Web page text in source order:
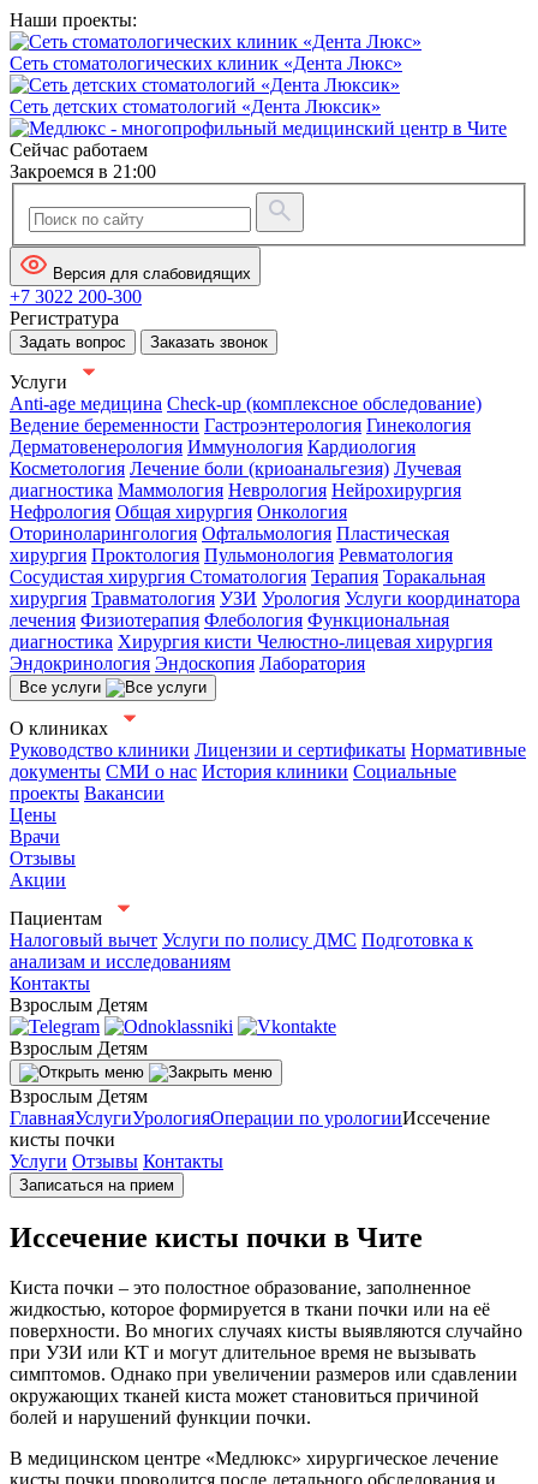
Наши проекты:
Сеть стоматологических клиник «Дента Люкс»
Сеть детских стоматологий «Дента Люксик»
Сейчас работаем
Закроемся в 21:00
Версия для слабовидящих
+7 3022 200-300
Регистратура
Задать вопрос Заказать звонок
Услуги
Anti-age медицина Check-up (комплексное обследование)
Ведение беременности Гастроэнтерология Гинекология
Дерматовенерология Иммунология Кардиология
Косметология Лечение боли (криоанальгезия) Лучевая
диагностика Маммология Неврология Нейрохирургия
Нефрология Общая хирургия Онкология
Оториноларингология Офтальмология Пластическая
хирургия Проктология Пульмонология Ревматология
Сосудистая хирургия Стоматология Терапия Торакальная
хирургия Травматология УЗИ Урология Услуги координатора
лечения Физиотерапия Флебология Функциональная
диагностика Хирургия кисти Челюстно-лицевая хирургия
Эндокринология Эндоскопия Лаборатория
Все услуги
О клиниках
Руководство клиники Лицензии и сертификаты Нормативные
документы СМИ о нас История клиники Социальные
проекты Вакансии
Цены
Врачи
Отзывы
Акции
Пациентам
Налоговый вычет Услуги по полису ДМС Подготовка к
анализам и исследованиям
Контакты
Взрослым Детям
Взрослым Детям
Взрослым Детям
ГлавнаяУслугиУрологияОперации по урологииИссечение
кисты почки
Услуги Отзывы Контакты
Записаться на прием
Иссечение кисты почки в Чите
Киста почки – это полостное образование, заполненное
жидкостью, которое формируется в ткани почки или на её
поверхности. Во многих случаях кисты выявляются случайно
при УЗИ или КТ и могут длительное время не вызывать
симптомов. Однако при увеличении размеров или сдавлении
окружающих тканей киста может становиться причиной
болей и нарушений функции почки.
В медицинском центре «Медлюкс» хирургическое лечение